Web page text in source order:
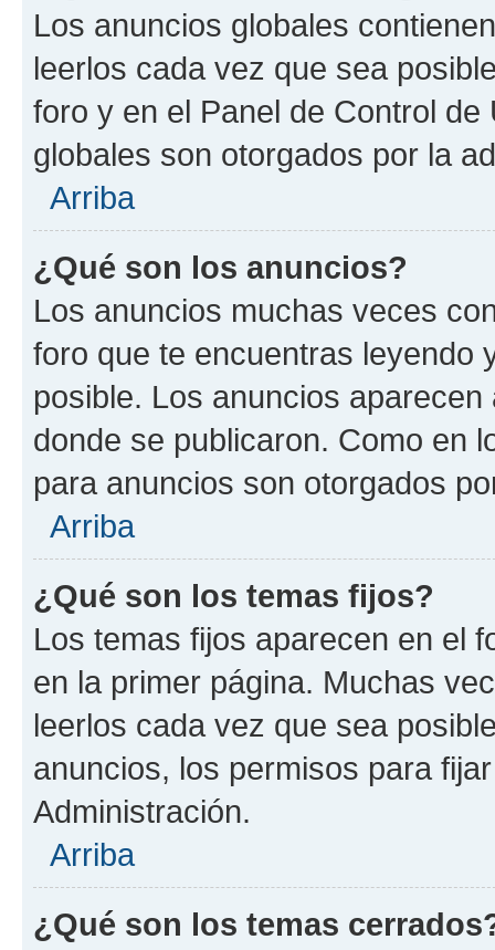
Los anuncios globales
leerlos cada vez que sea
foro y en el Panel de Control
globales son otorgados por la
Arriba
¿Qué son los anuncios?
Los anuncios muchas veces
foro que te encuentras leyendo
posible. Los anuncios
donde se publicaron. Como en
para anuncios son otorgados
Arriba
¿Qué son los temas fijos?
Los temas fijos aparecen en el
en la primer página. Muchas
leerlos cada vez que sea
anuncios, los permisos para
Administración.
Arriba
¿Qué son los temas